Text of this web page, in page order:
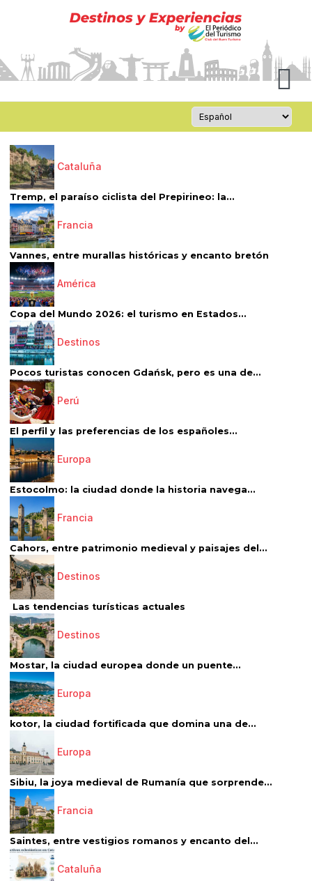
Cataluña
Tremp, el paraíso ciclista del Prepirineo: la...
Francia
Vannes, entre murallas históricas y encanto bretón
América
Copa del Mundo 2026: el turismo en Estados...
Destinos
Pocos turistas conocen Gdańsk, pero es una de...
Perú
El perfil y las preferencias de los españoles...
Europa
Estocolmo: la ciudad donde la historia navega...
Francia
Cahors, entre patrimonio medieval y paisajes del...
Destinos
Las tendencias turísticas actuales
Destinos
Mostar, la ciudad europea donde un puente...
Europa
kotor, la ciudad fortificada que domina una de...
Europa
Sibiu, la joya medieval de Rumanía que sorprende...
Francia
Saintes, entre vestigios romanos y encanto del...
Cataluña